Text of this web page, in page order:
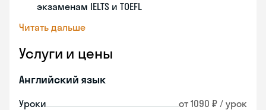
экзаменам IELTS и TOEFL
Читать дальше
Услуги и цены
Английский язык
Уроки от 1090 ₽ / урок